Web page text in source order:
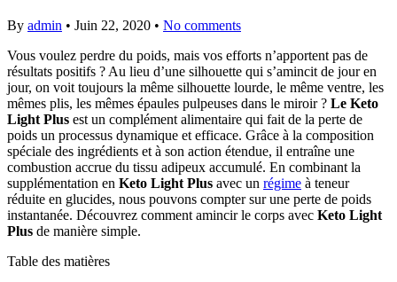
By admin • Juin 22, 2020 • No comments
Vous voulez perdre du poids, mais vos efforts n’apportent pas de
résultats positifs ? Au lieu d’une silhouette qui s’amincit de jour en
jour, on voit toujours la même silhouette lourde, le même ventre, les
mêmes plis, les mêmes épaules pulpeuses dans le miroir ? Le Keto
Light Plus est un complément alimentaire qui fait de la perte de
poids un processus dynamique et efficace. Grâce à la composition
spéciale des ingrédients et à son action étendue, il entraîne une
combustion accrue du tissu adipeux accumulé. En combinant la
supplémentation en Keto Light Plus avec un régime à teneur
réduite en glucides, nous pouvons compter sur une perte de poids
instantanée. Découvrez comment amincir le corps avec Keto Light
Plus de manière simple.
Table des matières